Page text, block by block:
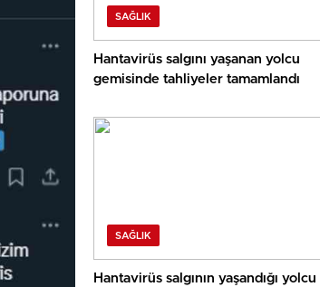
SAĞLIK
Hantavirüs salgını yaşanan yolcu
gemisinde tahliyeler tamamlandı
SAĞLIK
Hantavirüs salgının yaşandığı yolcu